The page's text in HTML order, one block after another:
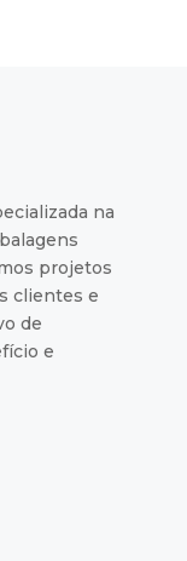
na
projetos
clientes e
de
e